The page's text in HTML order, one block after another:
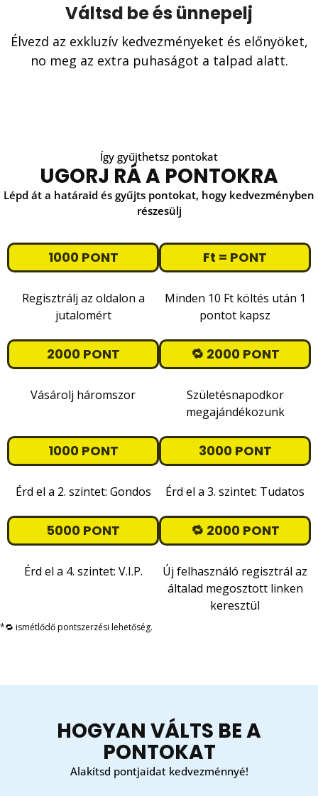
Váltsd be és ünnepelj
Élvezd az exkluzív kedvezményeket és előnyöket,
no meg az extra puhaságot a talpad alatt.
Így gyűjthetsz pontokat
UGORJ RÁ A PONTOKRA
Lépd át a határaid és gyűjts pontokat, hogy kedvezményben
részesülj
1000 PONT
Regisztrálj az oldalon a
jutalomért
Ft = PONT
Minden 10 Ft költés után 1
pontot kapsz
2000 PONT
Vásárolj háromszor
🔁 2000 PONT
Születésnapodkor
megajándékozunk
1000 PONT
Érd el a 2. szintet: Gondos
3000 PONT
Érd el a 3. szintet: Tudatos
5000 PONT
Érd el a 4. szintet: V.I.P.
🔁 2000 PONT
Új felhasználó regisztrál az
általad megosztott linken
keresztül
*🔁 ismétlődő pontszerzési lehetőség.
HOGYAN VÁLTS BE A
PONTOKAT
Alakítsd pontjaidat kedvezménnyé!